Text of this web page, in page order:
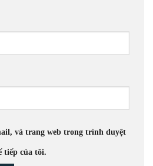
và trang web trong trình duyệt
tiếp của tôi.